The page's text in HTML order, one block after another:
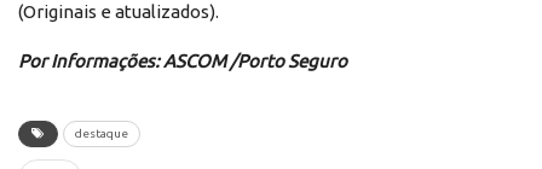
(Originais e atualizados).
Por Informações: ASCOM /Porto Seguro
destaque